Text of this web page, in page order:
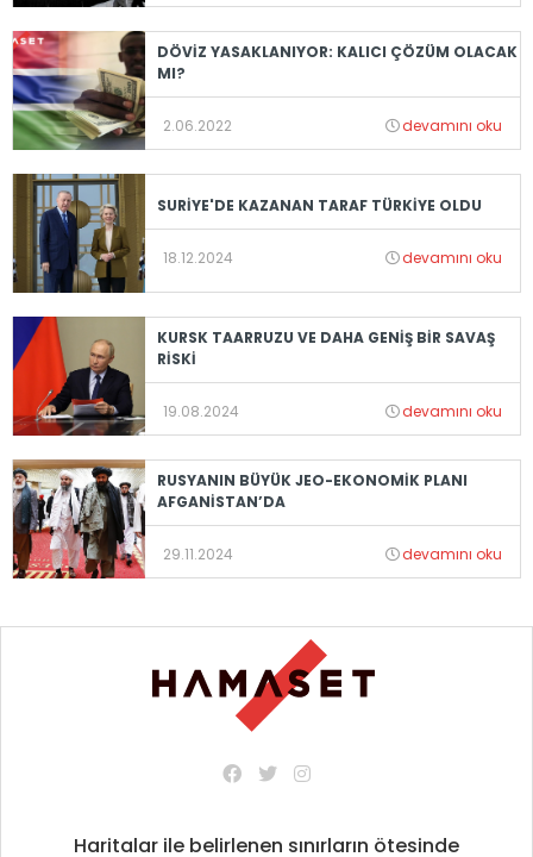
DÖVİZ YASAKLANIYOR: KALICI ÇÖZÜM OLACAK
MI?
2.06.2022 devamını oku
SURİYE'DE KAZANAN TARAF TÜRKİYE OLDU
18.12.2024 devamını oku
KURSK TAARRUZU VE DAHA GENİŞ BİR SAVAŞ
RİSKİ
19.08.2024 devamını oku
RUSYANIN BÜYÜK JEO-EKONOMİK PLANI
AFGANİSTAN’DA
29.11.2024 devamını oku
Haritalar ile belirlenen sınırların ötesinde